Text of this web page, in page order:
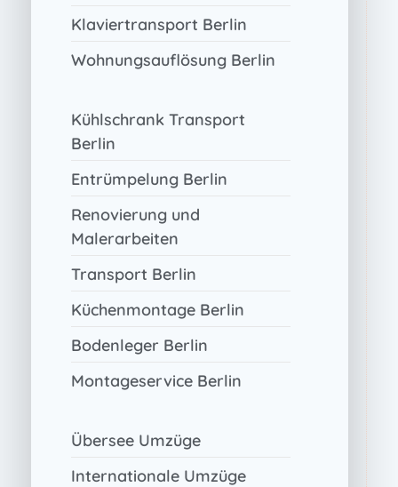
Klaviertransport Berlin
Wohnungsauflösung Berlin
Kühlschrank Transport
Berlin
Entrümpelung Berlin
Renovierung und
Malerarbeiten
Transport Berlin
Küchenmontage Berlin
Bodenleger Berlin
Montageservice Berlin
Übersee Umzüge
Internationale Umzüge